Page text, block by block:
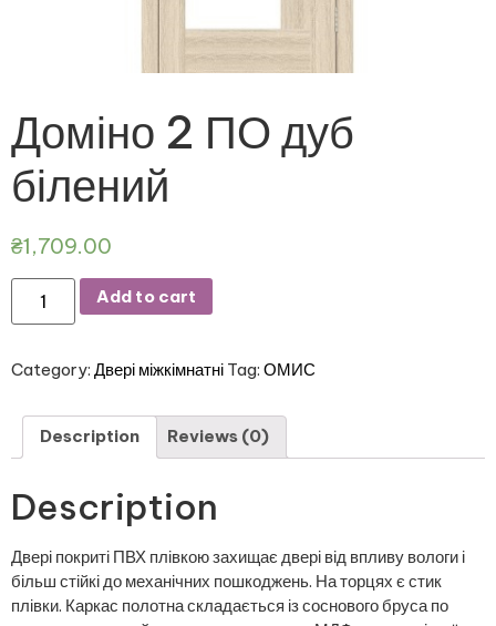
Доміно 2 ПО дуб
білений
₴1,709.00
Add to cart
Category: Двері міжкімнатні Tag: ОМИС
Description Reviews (0)
Description
Двері покриті ПВХ плівкою захищає двері від впливу вологи і
більш стійкі до механічних пошкоджень. На торцях є стик
плівки. Каркас полотна складається із соснового бруса по